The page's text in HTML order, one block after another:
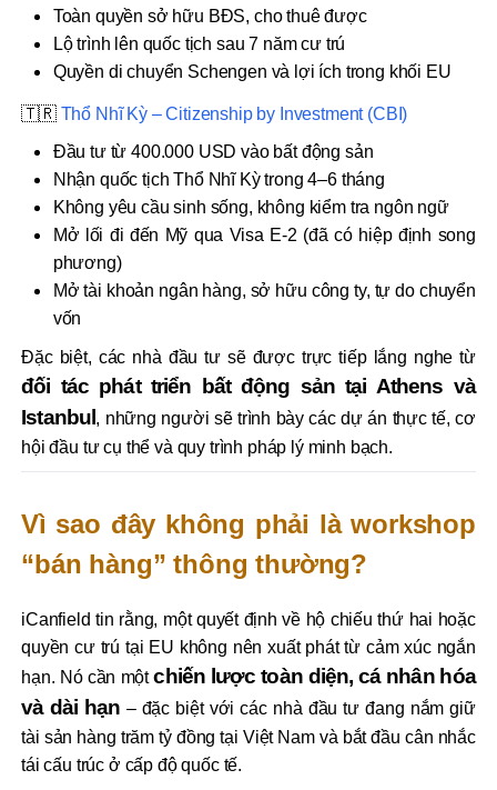
Toàn quyền sở hữu BĐS, cho thuê được
Lộ trình lên quốc tịch sau 7 năm cư trú
Quyền di chuyển Schengen và lợi ích trong khối EU
🇹🇷 Thổ Nhĩ Kỳ – Citizenship by Investment (CBI)
Đầu tư từ 400.000 USD vào bất động sản
Nhận quốc tịch Thổ Nhĩ Kỳ trong 4–6 tháng
Không yêu cầu sinh sống, không kiểm tra ngôn ngữ
Mở lối đi đến Mỹ qua Visa E-2 (đã có hiệp định song
phương)
Mở tài khoản ngân hàng, sở hữu công ty, tự do chuyển
vốn
Đặc biệt, các nhà đầu tư sẽ được trực tiếp lắng nghe từ
đối tác phát triển bất động sản tại Athens và
Istanbul, những người sẽ trình bày các dự án thực tế, cơ
hội đầu tư cụ thể và quy trình pháp lý minh bạch.
Vì sao đây không phải là workshop
“bán hàng” thông thường?
iCanfield tin rằng, một quyết định về hộ chiếu thứ hai hoặc
quyền cư trú tại EU không nên xuất phát từ cảm xúc ngắn
hạn. Nó cần mộtchiến lược toàn diện, cá nhân hóa
và dài hạn – đặc biệt với các nhà đầu tư đang nắm giữ
tài sản hàng trăm tỷ đồng tại Việt Nam và bắt đầu cân nhắc
tái cấu trúc ở cấp độ quốc tế.